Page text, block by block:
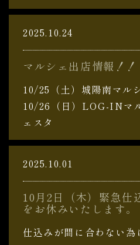
2025.10.24
マルシェ出店情報！！
10/25（土）城陽南マル
10/26（日）LOG-INマ
ェスタ
2025.10.01
10月2日（木）緊急仕
をお休みいたします。
仕込みが間に合わない